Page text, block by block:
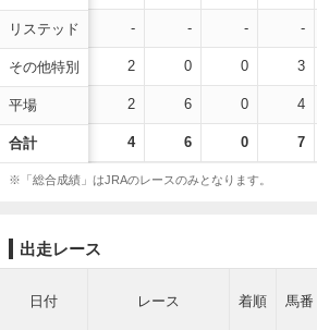
リステッド
その他特別
平場
合計
- - - -
2 0 0 3
2 6 0 4
4 6 0 7
※「総合成績」はJRAのレースのみとなります。
出走レース
日付 レース 着順 馬番